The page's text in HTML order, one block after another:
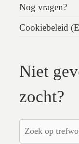
Nog vragen?
Cookiebeleid
Niet
zocht?